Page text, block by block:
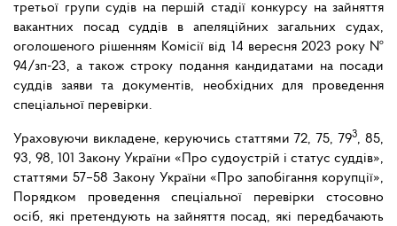
третьої групи судів на першій стадії конкурсу на зайняття
вакантних посад суддів в апеляційних загальних судах,
оголошеного рішенням Комісії від 14 вересня 2023 року №
94/зп-23, а також строку подання кандидатами на посади
суддів заяви та документів, необхідних для проведення
спеціальної перевірки.
Ураховуючи викладене, керуючись статтями 72, 75, 793, 85,
93, 98, 101 Закону України «Про судоустрій і статус суддів»,
статтями 57–58 Закону України «Про запобігання корупції»,
Порядком проведення спеціальної перевірки стосовно
осіб, які претендують на зайняття посад, які передбачають